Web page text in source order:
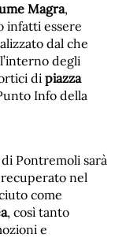
Magra,
infatti essere
dal che
degli
di piazza
Info della
Pontremoli sarà
nel
come
, così tanto
e